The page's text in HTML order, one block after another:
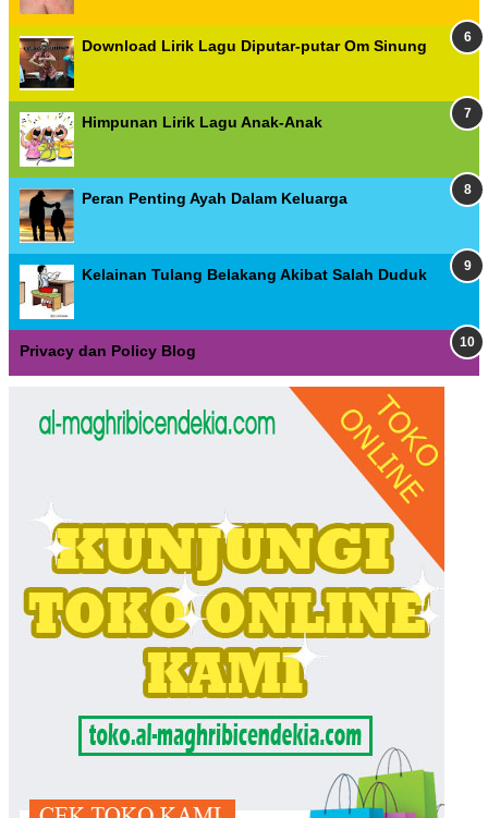
Download Lirik Lagu Diputar-putar Om Sinung
Himpunan Lirik Lagu Anak-Anak
Peran Penting Ayah Dalam Keluarga
Kelainan Tulang Belakang Akibat Salah Duduk
Privacy dan Policy Blog